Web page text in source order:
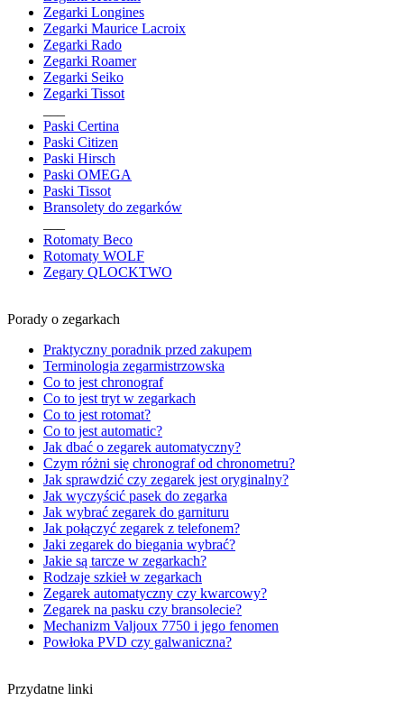
Zegarki Longines
Zegarki Maurice Lacroix
Zegarki Rado
Zegarki Roamer
Zegarki Seiko
Zegarki Tissot
Paski Certina
Paski Citizen
Paski Hirsch
Paski OMEGA
Paski Tissot
Bransolety do zegarków
Rotomaty Beco
Rotomaty WOLF
Zegary QLOCKTWO
Porady o zegarkach
Praktyczny poradnik przed zakupem
Terminologia zegarmistrzowska
Co to jest chronograf
Co to jest tryt w zegarkach
Co to jest rotomat?
Co to jest automatic?
Jak dbać o zegarek automatyczny?
Czym różni się chronograf od chronometru?
Jak sprawdzić czy zegarek jest oryginalny?
Jak wyczyścić pasek do zegarka
Jak wybrać zegarek do garnituru
Jak połączyć zegarek z telefonem?
Jaki zegarek do biegania wybrać?
Jakie są tarcze w zegarkach?
Rodzaje szkieł w zegarkach
Zegarek automatyczny czy kwarcowy?
Zegarek na pasku czy bransolecie?
Mechanizm Valjoux 7750 i jego fenomen
Powłoka PVD czy galwaniczna?
Przydatne linki